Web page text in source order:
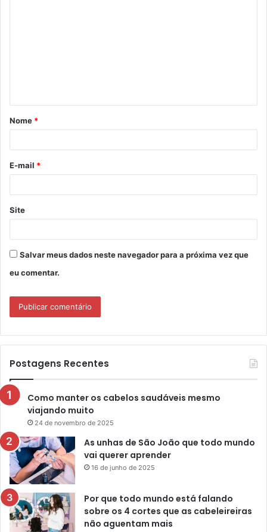
á
r
*
Nome *
E-mail *
Site
Salvar meus dados neste navegador para a próxima vez que
eu comentar.
Postagens Recentes
Como manter os cabelos saudáveis mesmo
viajando muito
24 de novembro de 2025
As unhas de São João que todo mundo
vai querer aprender
16 de junho de 2025
Por que todo mundo está falando
sobre os 4 cortes que as cabeleireiras
não aguentam mais